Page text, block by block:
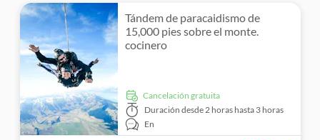
Bono electrónico
Naturaleza
Otros deportes
Tándem de paracaidismo de
15,000 pies sobre el monte.
cocinero
cancelación gratuita
Duración desde 2 horas hasta 3 horas
En